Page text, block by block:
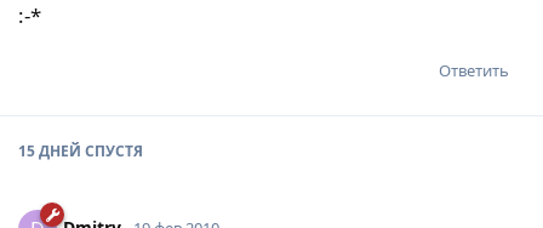
:-*
Ответить
15 ДНЕЙ СПУСТЯ